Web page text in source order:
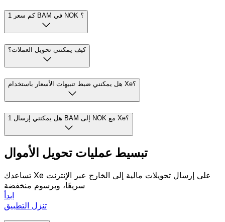
كم سعر 1 BAM في NOK ؟
كيف يمكنني تحويل العملات؟
هل يمكنني ضبط تنبيهات الأسعار باستخدام Xe؟
هل يمكنني إرسال 1 BAM إلى NOK مع Xe؟
تبسيط عمليات تحويل الأموال
تساعدك Xe على إرسال تحويلات مالية إلى الخارج عبر الإنترنت
سريعًا، وبرسوم منخفضة
ابدأ
تنزل التطبيق